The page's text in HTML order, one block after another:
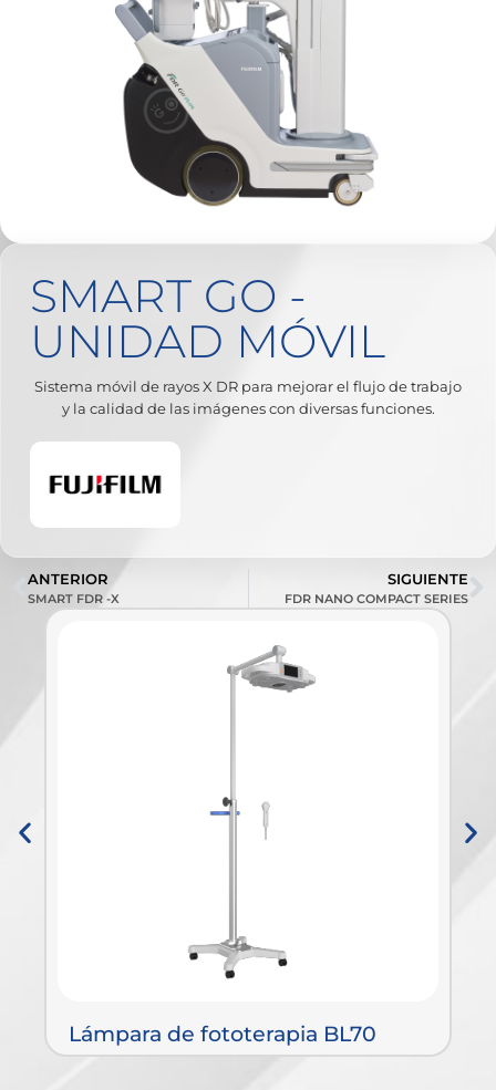
SMART GO -
UNIDAD MÓVIL
Sistema móvil de rayos X DR para mejorar el flujo de trabajo
y la calidad de las imágenes con diversas funciones.
ANTERIOR
SMART FDR -X
SIGUIENTE
FDR NANO COMPACT SERIES
Lámpara de fototerapia BL70